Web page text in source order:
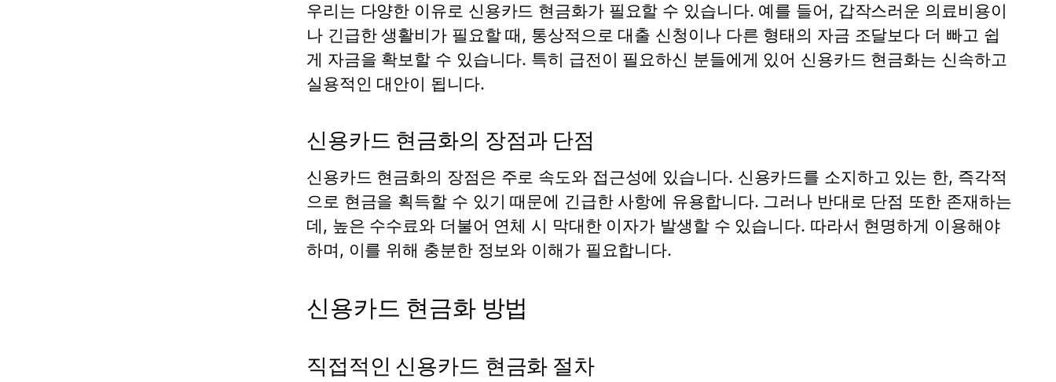
우리는 다양한 이유로 신용카드 현금화가 필요할 수 있습니다. 예를 들어, 갑작스러운 의료비용이
나 긴급한 생활비가 필요할 때, 통상적으로 대출 신청이나 다른 형태의 자금 조달보다 더 빠고 쉽
게 자금을 확보할 수 있습니다. 특히 급전이 필요하신 분들에게 있어 신용카드 현금화는 신속하고
실용적인 대안이 됩니다.
신용카드 현금화의 장점과 단점
신용카드 현금화의 장점은 주로 속도와 접근성에 있습니다. 신용카드를 소지하고 있는 한, 즉각적
으로 현금을 획득할 수 있기 때문에 긴급한 사항에 유용합니다. 그러나 반대로 단점 또한 존재하는
데, 높은 수수료와 더불어 연체 시 막대한 이자가 발생할 수 있습니다. 따라서 현명하게 이용해야
하며, 이를 위해 충분한 정보와 이해가 필요합니다.
신용카드 현금화 방법
직접적인 신용카드 현금화 절차